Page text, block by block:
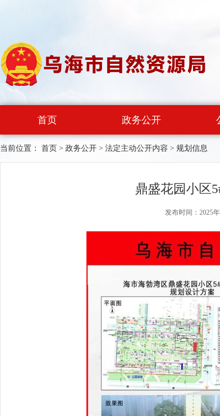
首页 政务公开
当前位置： 首页 > 政务公开 > 法定主动公开内容 > 规划信息
鼎盛花园小区
发布时间：2025